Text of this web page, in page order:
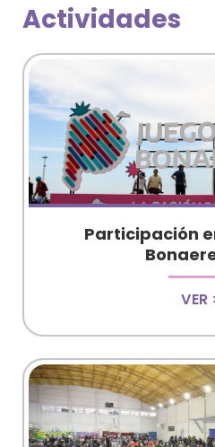
actividades
Participación
VER